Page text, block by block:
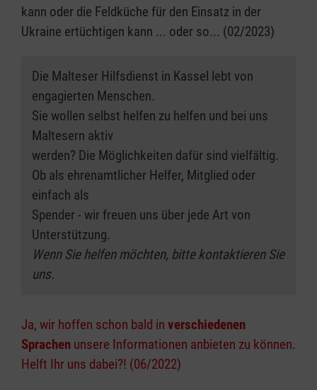
kann oder die Feldküche für den Einsatz in der
Ukraine ertüchtigen kann ... oder so... (02/2023)
Die Malteser Hilfsdienst in Kassel lebt von
engagierten Menschen.
Sie wollen selbst helfen zu helfen und bei uns
Maltesern aktiv
werden? Die Möglichkeiten dafür sind vielfältig.
Ob als ehrenamtlicher Helfer, Mitglied oder
einfach als
Spender - wir freuen uns über jede Art von
Unterstützung.
Wenn Sie helfen möchten, bitte kontaktieren Sie
uns.
Ja, wir hoffen schon bald in verschiedenen
Sprachen unsere Informationen anbieten zu können.
Helft Ihr uns dabei?! (06/2022)